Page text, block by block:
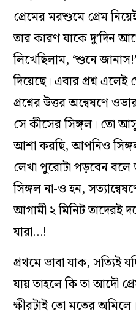
প্রেমের মরশুমে প্রেম
তার কারণ যাকে দু’দিন
লিখেছিলাম, ‘শুনে
দিয়েছে। এবার প্রশ্ন
প্রশ্নের উত্তর অন্বেষণে
সে কীসের সিঙ্গল। তো
আশা করছি, আপনিও
লেখা পুরোটা পড়বেন
সিঙ্গল না-ও হন,
আগামী ২ মিনিট তাদেরই
যারা…!
প্রথমে ভাবা যাক, সত্যিই
যায় তাহলে কি তা আদৌ
ক্ষীরটাই তো মতের